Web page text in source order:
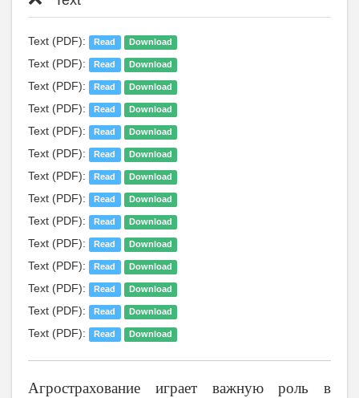
Text (PDF): Read Download
Text (PDF): Read Download
Text (PDF): Read Download
Text (PDF): Read Download
Text (PDF): Read Download
Text (PDF): Read Download
Text (PDF): Read Download
Text (PDF): Read Download
Text (PDF): Read Download
Text (PDF): Read Download
Text (PDF): Read Download
Text (PDF): Read Download
Text (PDF): Read Download
Text (PDF): Read Download
Агрострахование играет важную роль в